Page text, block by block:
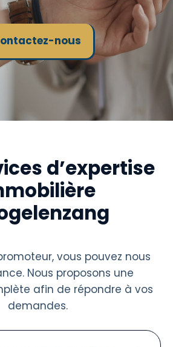
nous
d’expertise
vous pouvez nous
Nous proposons une
afin de répondre à vos
demandes.